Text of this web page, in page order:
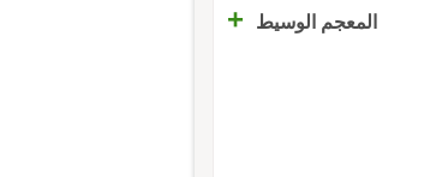
المعجم الوسيط +